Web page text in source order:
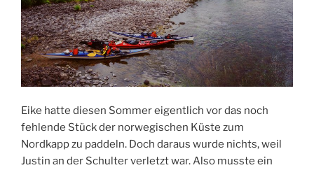
Eike hatte diesen Sommer eigentlich vor das noch
fehlende Stück der norwegischen Küste zum
Nordkapp zu paddeln. Doch daraus wurde nichts, weil
Justin an der Schulter verletzt war. Also musste ein